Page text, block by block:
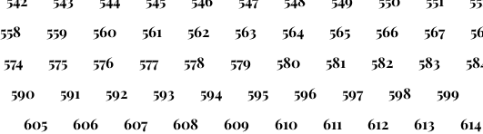
558 559 560 561 562 563 564 565 566 567
574 575 576 577 578 579 580 581 582 583
590 591 592 593 594 595 596 597 598
599
605 606 607 608 609 610 611 612 613
614